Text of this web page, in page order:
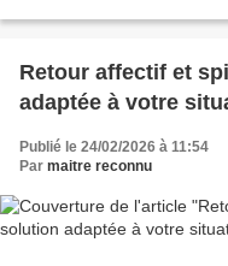
Retour affectif et
adaptée à votre
Publié le 24/02/2026 à 11:54
Par maitre reconnu